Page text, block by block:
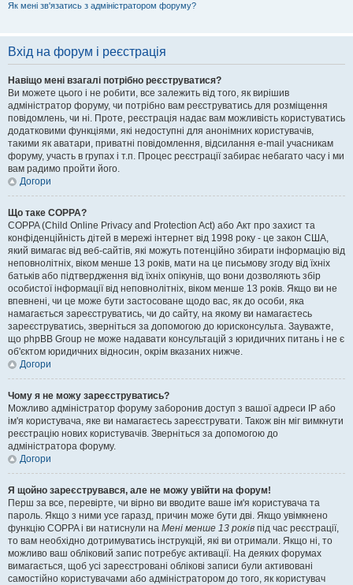
Як мені зв'язатись з адміністратором форуму?
Вхід на форум і реєстрація
Навіщо мені взагалі потрібно реєструватися?
Ви можете цього і не робити, все залежить від того, як вирішив
адміністратор форуму, чи потрібно вам реєструватись для розміщення
повідомлень, чи ні. Проте, реєстрація надає вам можливість користуватись
додатковими функціями, які недоступні для анонімних користувачів,
такими як аватари, приватні повідомлення, відсилання e-mail учасникам
форуму, участь в групах і т.п. Процес реєстрації забирає небагато часу і ми
вам радимо пройти його.
Догори
Що таке COPPA?
COPPA (Child Online Privacy and Protection Act) або Акт про захист та
конфіденційність дітей в мережі інтернет від 1998 року - це закон США,
який вимагає від веб-сайтів, які можуть потенційно збирати інформацію від
неповнолітніх, віком менше 13 років, мати на це письмову згоду від їхніх
батьків або підтвердження від їхніх опікунів, що вони дозволяють збір
особистої інформації від неповнолітніх, віком менше 13 років. Якщо ви не
впевнені, чи це може бути застосоване щодо вас, як до особи, яка
намагається зареєструватись, чи до сайту, на якому ви намагаєтесь
зареєструватись, зверніться за допомогою до юрисконсульта. Зауважте,
що phpBB Group не може надавати консультацій з юридичних питань і не є
об'єктом юридичних відносин, окрім вказаних нижче.
Догори
Чому я не можу зареєструватись?
Можливо адміністратор форуму заборонив доступ з вашої адреси IP або
ім'я користувача, яке ви намагаєтесь зареєструвати. Також він міг вимкнути
реєстрацію нових користувачів. Зверніться за допомогою до
адміністратора форуму.
Догори
Я щойно зареєструвався, але не можу увійти на форум!
Перш за все, перевірте, чи вірно ви вводите ваше ім'я користувача та
пароль. Якщо з ними усе гаразд, причин може бути дві. Якщо увімкнено
функцію COPPA і ви натиснули на Мені менше 13 років під час реєстрації,
то вам необхідно дотримуватись інструкцій, які ви отримали. Якщо ні, то
можливо ваш обліковий запис потребує активації. На деяких форумах
вимагається, щоб усі зареєстровані облікові записи були активовані
самостійно користувачами або адміністратором до того, як користувач